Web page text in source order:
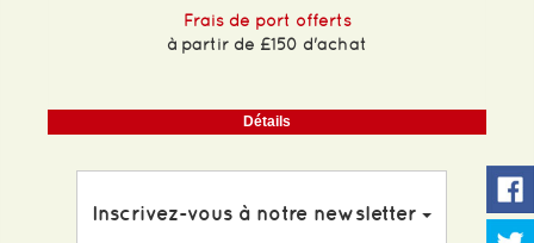
Frais de port offerts
à partir de £150 d'achat
Détails
Inscrivez-vous à notre newsletter